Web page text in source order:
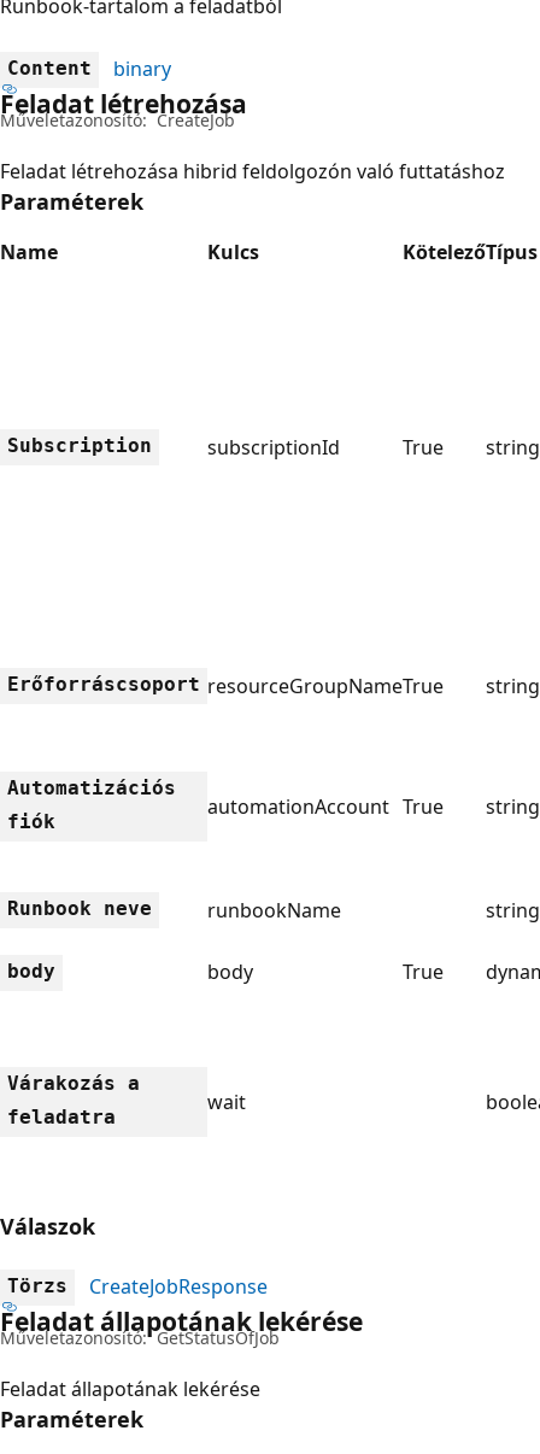
Runbook-tartalom a feladatból
Content binary
Feladat létrehozása
Műveletazonosító: CreateJob
Feladat létrehozása hibrid feldolgozón való futtatáshoz
Paraméterek
Name Kulcs KötelezőTípus
Subscription subscriptionId True string
Erőforráscsoport resourceGroupNameTrue string
Automatizációs
fiók
automationAccount True string
Runbook neve runbookName string
body body True
Várakozás a
feladatra
wait
Válaszok
Törzs CreateJobResponse
Feladat állapotának lekérése
Műveletazonosító: GetStatusOfJob
Feladat állapotának lekérése
Paraméterek